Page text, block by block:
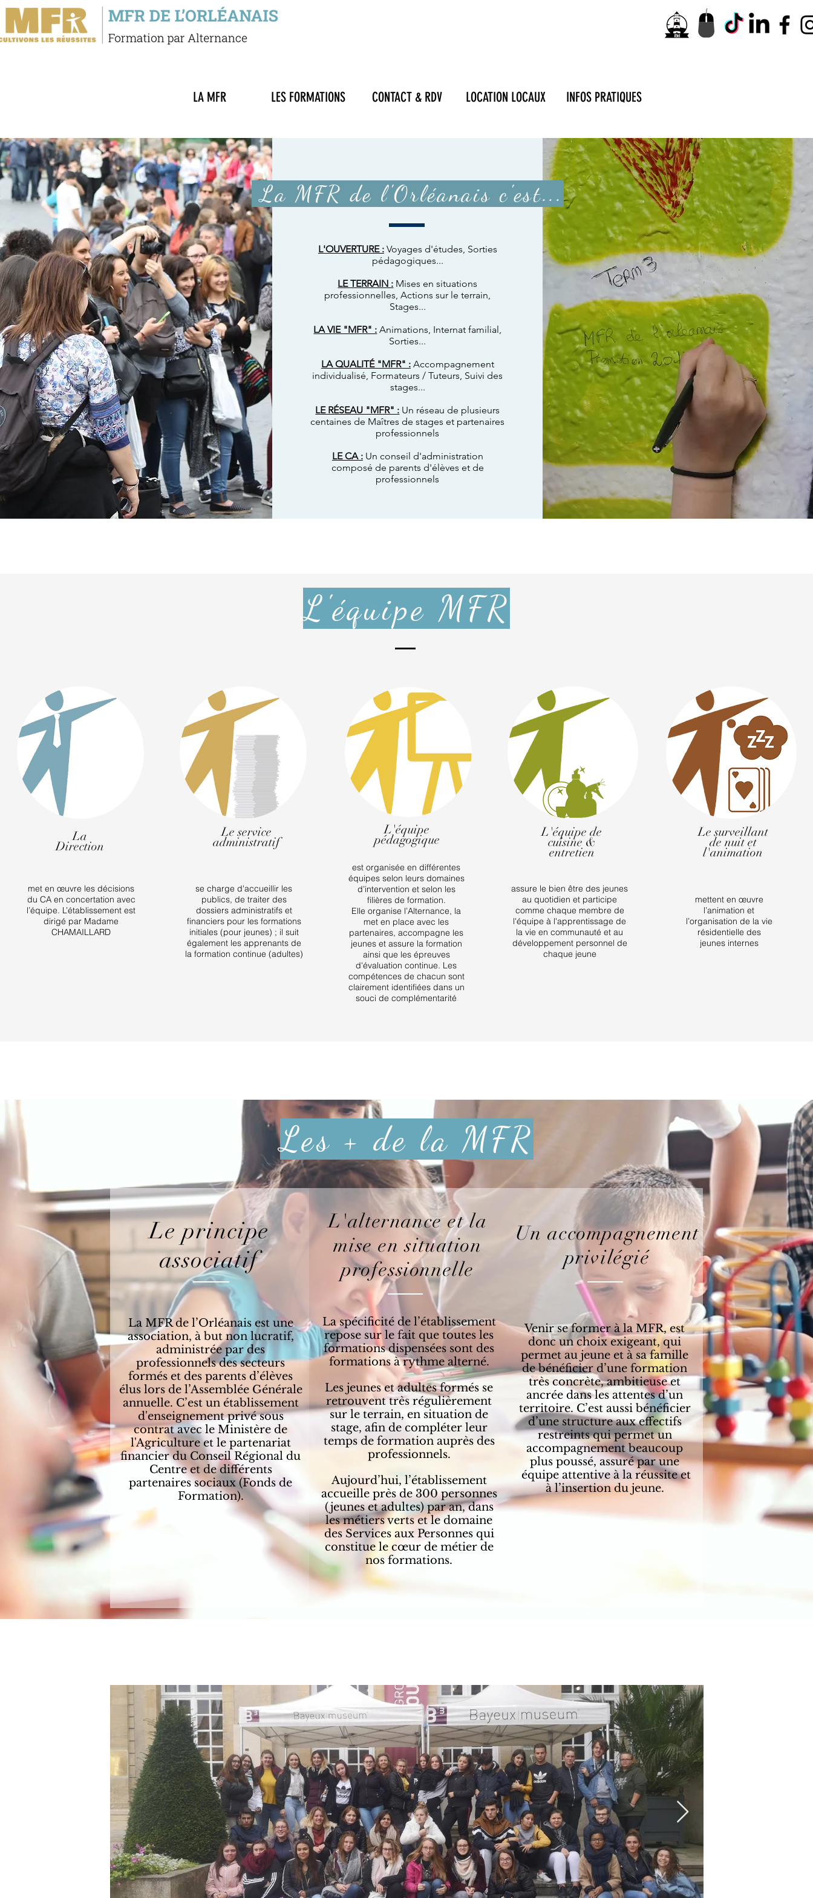
LA MFR LES FORMATIONS CONTACT & RDV LOCATION LOCAUX INFOS PRATIQUES
L'OUVERTURE :Voyages d'études, Sorties
pédagogiques...
LE TERRAIN : Mises en situations
professionnelles, Actions sur le terrain,
Stages...
LA VIE "MFR" : Animations, Internat familial,
Sorties...
LA QUALITÉ "MFR" :Accompagnement
individualisé, Formateurs / Tuteurs, Suivi des
stages...
LE RÉSEAU "MFR" : Un réseau de plusieurs
centaines de Maîtres de stages et partenaires
professionnels
LE CA :Un conseil d'administration
composé de parents d'élèves et de
professionnels
La MFR de l'Orléanais c'est...
L'équipe MFR
La
Direction
met en œuvre les décisions
du CA en concertation avec
l’équipe. L’établissement est
dirigé par Madame
CHAMAILLARD
Le service
administratif
se charge d'accueillir les
publics, de traiter des
dossiers administratifs et
financiers pour les formations
initiales (pour jeunes) ; il suit
également les apprenants de
la formation continue (adultes)
L'équipe
pédagogique
est organisée en différentes
équipes selon leurs domaines
d’intervention et selon les
filières de formation.
Elle organise l’Alternance, la
met en place avec les
partenaires, accompagne les
jeunes et assure la formation
ainsi que les épreuves
d'évaluation continue. Les
compétences de chacun sont
clairement identifiées dans un
souci de complémentarité
L'équipe de
cuisine &
entretien
assure le bien être des jeunes
au quotidien et participe
comme chaque membre de
l'équipe à l'apprentissage de
la vie en communauté et au
développement personnel de
chaque jeune
Le surveillant
de nuit et
l'animation
mettent en œuvre
l’animation et
l’organisation de la vie
résidentielle des
jeunes internes
Les + de la MFR
Le principe
associatif
La MFR de l’Orléanais est une
association, à but non lucratif,
administrée par des
professionnels des secteurs
formés et des parents d’élèves
élus lors de l’Assemblée Générale
annuelle. C’est un établissement
d'enseignement privé sous
contrat avec le Ministère de
l'Agriculture et le partenariat
financier du Conseil Régional du
Centre et de différents
partenaires sociaux (Fonds de
Formation).
L'alternance et la
mise en situation
professionnelle
La spécificité de l’établissement
repose sur le fait que toutes les
formations dispensées sont des
formations à rythme alterné.
Les jeunes et adultes formés se
retrouvent très régulièrement
sur le terrain, en situation de
stage, afin de compléter leur
temps de formation auprès des
professionnels.
Aujourd’hui, l’établissement
accueille près de 300 personnes
(jeunes et adultes) par an, dans
les métiers verts et le domaine
des Services aux Personnes qui
constitue le cœur de métier de
nos formations.
Un accompagnement
privilégié
Venir se former à la MFR, est
donc un choix exigeant, qui
permet au jeune et à sa famille
de bénéficier d’une formation
très concrète, ambitieuse et
ancrée dans les attentes d’un
territoire. C’est aussi bénéficier
d’une structure aux effectifs
restreints qui permet un
accompagnement beaucoup
plus poussé, assuré par une
équipe attentive à la réussite et
à l’insertion du jeune.